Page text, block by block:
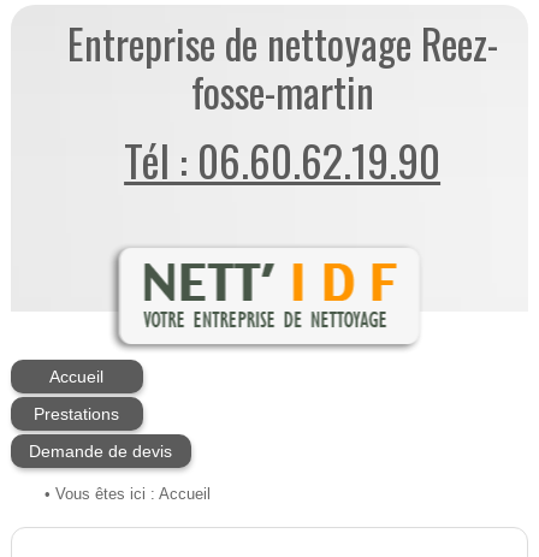
Entreprise de nettoyage Reez-
fosse-martin
Tél : 06.60.62.19.90
Accueil
Prestations
Demande de devis
• Vous êtes ici : Accueil